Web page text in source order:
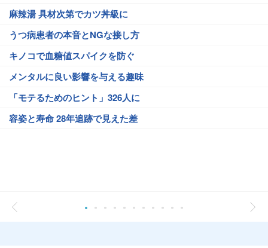
麻辣湯 具材次第でカツ丼級に
うつ病患者の本音とNGな接し方
キノコで血糖値スパイクを防ぐ
メンタルに良い影響を与える趣味
「モテるためのヒント」326人に
容姿と寿命 28年追跡で見えた差